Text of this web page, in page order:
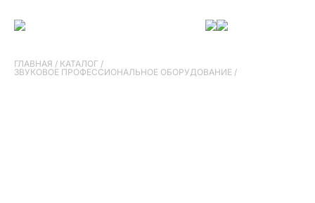
ГЛАВНАЯ / КАТАЛОГ /
ЗВУКОВОЕ ПРОФЕССИОНАЛЬНОЕ ОБОРУДОВАНИЕ /